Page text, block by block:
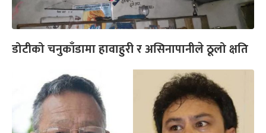
डोटीको चनुकाँडामा हावाहुरी र असिनापानीले ठूलो क्षति